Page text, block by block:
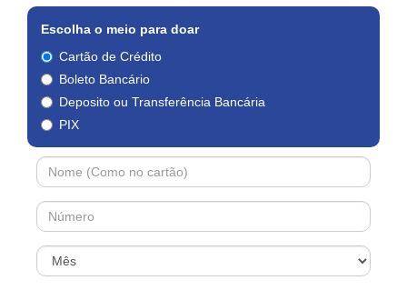
Escolha o meio para doar
Cartão de Crédito
Boleto Bancário
Deposito ou Transferência Bancária
PIX